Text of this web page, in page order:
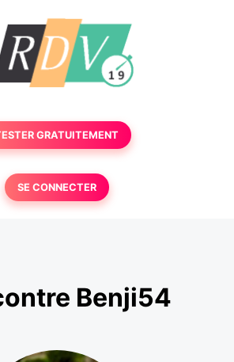
GRATUITEMENT
SE CONNECTER
Benji54